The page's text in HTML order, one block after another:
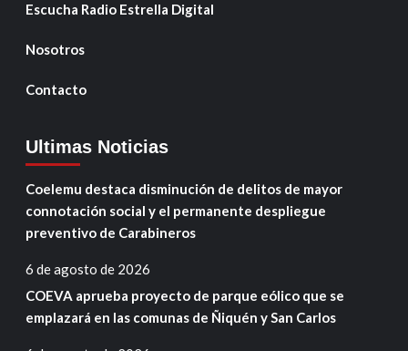
Escucha Radio Estrella Digital
Nosotros
Contacto
Ultimas Noticias
Coelemu destaca disminución de delitos de mayor
connotación social y el permanente despliegue
preventivo de Carabineros
6 de agosto de 2026
COEVA aprueba proyecto de parque eólico que se
emplazará en las comunas de Ñiquén y San Carlos